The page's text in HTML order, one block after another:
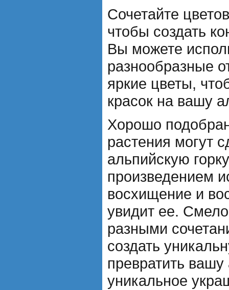
Сочетайте
чтобы создать
Вы можете
разнообразные
яркие цветы,
красок на вашу
Хорошо
растения могут
альпийскую
произведением
восхищение и
увидит ее.
разными
создать
превратить вашу
уникальное